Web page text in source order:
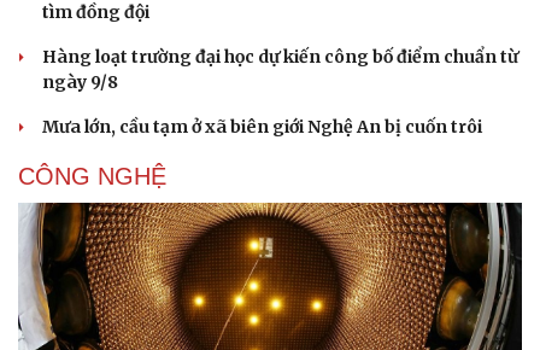
tìm đồng đội
Hàng loạt trường đại học dự kiến công bố điểm chuẩn từ
ngày 9/8
Mưa lớn, cầu tạm ở xã biên giới Nghệ An bị cuốn trôi
CÔNG NGHỆ